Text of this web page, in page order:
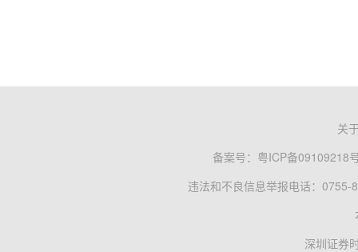
关
备案号： 粤ICP备09109218
违法和不良信息举报电话：0755-
深圳证券